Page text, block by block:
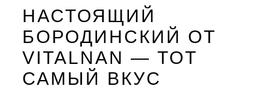
НАСТОЯЩИЙ
БОРОДИНСКИЙ ОТ
VITALNAN — ТОТ
САМЫЙ ВКУС